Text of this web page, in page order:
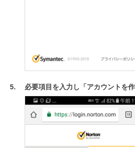
必要項目を入力し「アカウントを